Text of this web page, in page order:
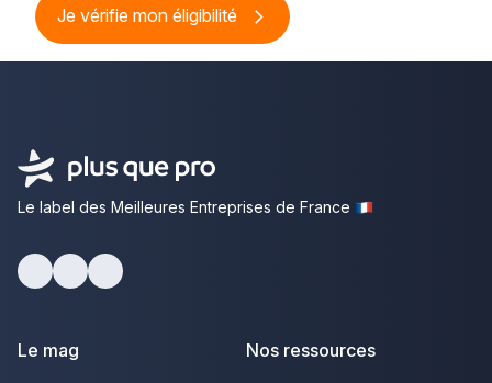
Je vérifie mon éligibilité
Le label des Meilleures Entreprises de France
Le mag Nos ressources